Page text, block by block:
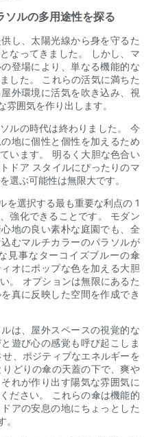
ソルの多用途性を探る
し、太陽光線から身を守るた
なってきました。 しかし、マ
登場により、単なる機能的な
した。 これらの活気に満ちた
外環境に活気を吹き込み、視
囲気を作り出します。
ルの時代は終わりました。 今
地に個性と個性を加えるため
います。 明るく大胆な色合い
ドア スタイルにぴったりのマ
選ぶ可能性は無限大です。
を選択する最も重要な利点の 1
強化できることです。 モダン
地の良い素朴な庭園でも、全
むマルチカラーのパラソルが
見事なターコイズブルーの傘
オにポップな色を加える大胆
。 オプションは無限にあるた
真に反映した空間を作成でき
は、屋外スペースの視覚的な
遊び心の感覚も呼び起こしま
、ポジティブなエネルギーを
どりの傘の天蓋の下で、爽や
れが作り出す陽気な雰囲気に
ださい。 これらの傘は機能的
アの安息の地にちょっとした